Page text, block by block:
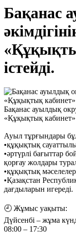
Бақанас
істейді.
Бақанас ауылдық
«Құқықтық кабинет»
Ауыл тұрғындары
•құқықтық
•әртүрлі бағыттар
қорғау жолдары
•құқықтық
•Қазақстан
дағдыларын игереді.
🕘 Жұмыс уақыты:
Дүйсенбі – жұма
08:00 – 17:30